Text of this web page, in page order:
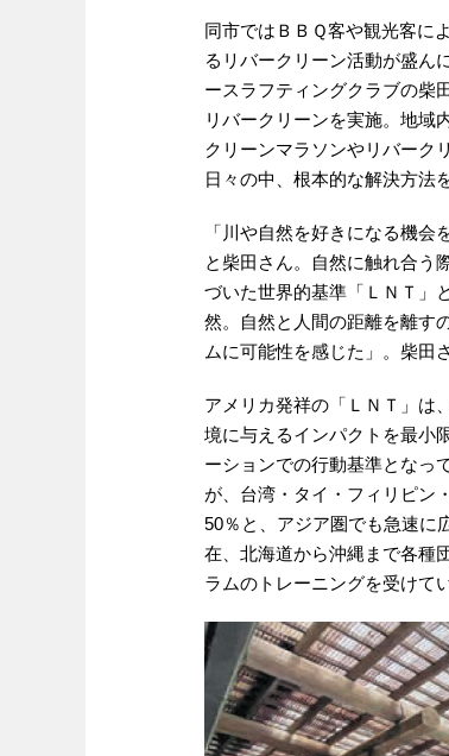
同市ではＢＢＱ客や観光客に
るリバークリーン活動が盛ん
ースラフティングクラブの柴
リバークリーンを実施。地域
クリーンマラソンやリバーク
日々の中、根本的な解決方法
「川や自然を好きになる機会
と柴田さん。自然に触れ合う
づいた世界的基準「ＬＮＴ」
然。自然と人間の距離を離す
ムに可能性を感じた」。柴田
アメリカ発祥の「ＬＮＴ」は
境に与えるインパクトを最小
ーションでの行動基準となっ
が、台湾・タイ・フィリピン
50％と、アジア圏でも急速に
在、北海道から沖縄まで各種
ラムのトレーニングを受けてい